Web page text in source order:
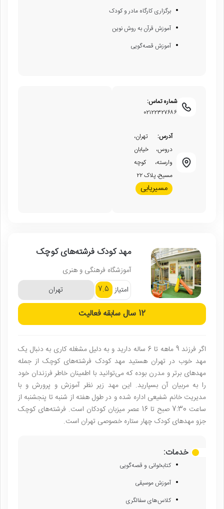
برگزاری کارگاه مادر و کودک
آموزش قرآن به روش نوین
آموزش قصه‌گویی
شماره تماس:
۰۲۱۲۲۳۲۷۶۸۶
آدرس: تهران،
دروس، خیابان
وارسته، کوچه
مسیح، پلاک ۲۲
مسیریابی
مهد کودک فرشته‌های کوچک
آموزشگاه فرهنگی و هنری
امتیاز 7.5 تهران
12 سال سابقه فعالیت
اگر فرزند 9 ماهه تا 6 ساله دارید و به دلیل مشغله کاری به دنبال یک
مهد خوب در تهران هستید مهد کودک فرشته‌های کوچک از جمله
مهدهای برتر و مدرن بوده که می‌توانید با اطمینان خاطر فرزندان خود
را به مربیان آن بسپارید. این مهد زیر نظر آموزش و پرورش و با
مدیریت خانم شفیعی اداره شده و در طول هفته از شنبه تا پنجشنبه از
ساعت 7:30 صبح تا 16 عصر میزبان کودکان است. فرشته‌های کوچک
جزو مهدهای کودک چهار ستاره خصوصی تهران است.
خدمات:
کتابخوانی و قصه‌گویی
آموزش موسیقی
کلاس‌های سفالگری